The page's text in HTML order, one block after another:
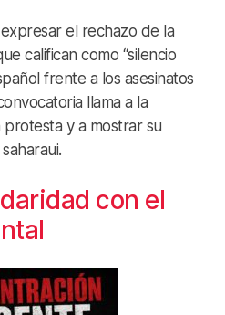
el rechazo de la
califican como “silencio
frente a los asesinatos
llama a la
protesta y a mostrar su
con el